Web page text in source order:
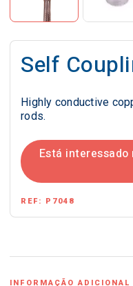
Self
Highly conductive
rods.
Está
REF: P7048
INFORMAÇÃO ADICIONAL